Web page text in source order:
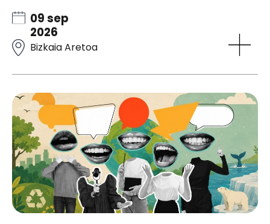
09 sep
2026
Bizkaia Aretoa